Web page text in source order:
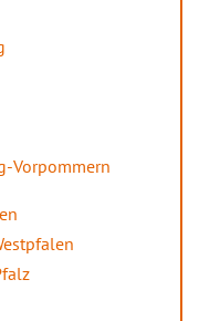
Vorpommern